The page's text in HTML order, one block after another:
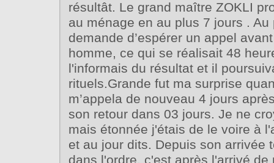
résultât. Le grand maître ZOKLI
au ménage en au plus 7 jours . Au
demande d’espérer un appel
homme, ce qui se réalisait 48
l'informais du résultat et il
rituels.Grande fut ma surprise
m’appela de nouveau 4 jours
son retour dans 03 jours. Je ne
mais étonnée j'étais de le voire à
et au jour dits. Depuis son arrivée